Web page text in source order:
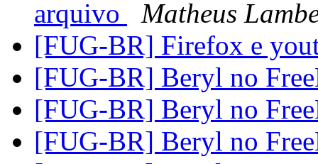
arquivo
Matheus
[FUG-BR] Firefox e
[FUG-BR] Beryl no
[FUG-BR] Beryl no
[FUG-BR] Beryl no